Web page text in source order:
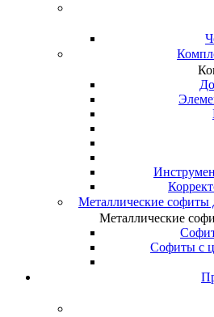
Металлические
Металлические
Софиты с